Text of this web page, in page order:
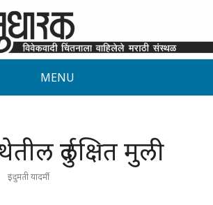
MENU
दुर्लक्षित मुली
इंदुमती यादर्मी